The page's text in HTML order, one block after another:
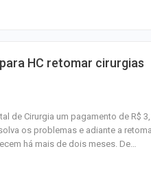
HC retomar cirurgias
de Cirurgia um pagamento de R$
os problemas e adiante a
há mais de dois meses. De…
Prouni 2026:
resultado de
Produção de
Sergipe
junho